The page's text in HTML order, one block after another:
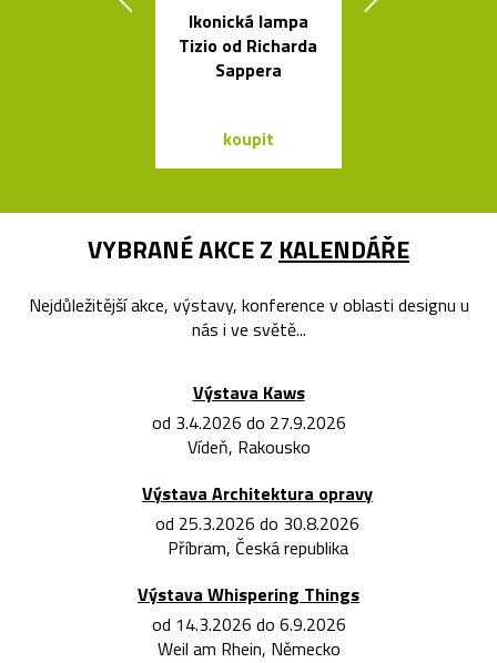
Ikonická lampa
Tizio od Richarda
Sappera
koupit
VYBRANÉ AKCE Z KALENDÁŘE
Nejdůležitější akce, výstavy, konference v oblasti designu u
nás i ve světě...
Výstava Kaws
od 3.4.2026 do 27.9.2026
Vídeň, Rakousko
Výstava Architektura opravy
od 25.3.2026 do 30.8.2026
Příbram, Česká republika
Výstava Whispering Things
od 14.3.2026 do 6.9.2026
Weil am Rhein, Německo